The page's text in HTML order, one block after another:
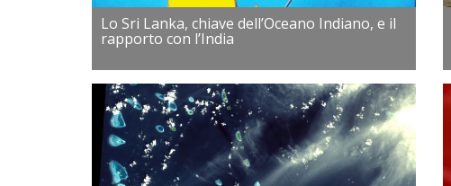
Lo Sri Lanka, chiave dell’Oceano Indiano, e il
rapporto con l’India